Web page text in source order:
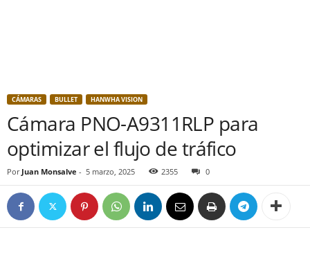
CÁMARAS BULLET HANWHA VISION
Cámara PNO-A9311RLP para
optimizar el flujo de tráfico
Por Juan Monsalve - 5 marzo, 2025 2355 0